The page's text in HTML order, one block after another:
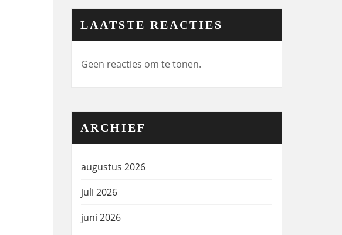
LAATSTE REACTIES
Geen reacties om te tonen.
ARCHIEF
augustus 2026
juli 2026
juni 2026